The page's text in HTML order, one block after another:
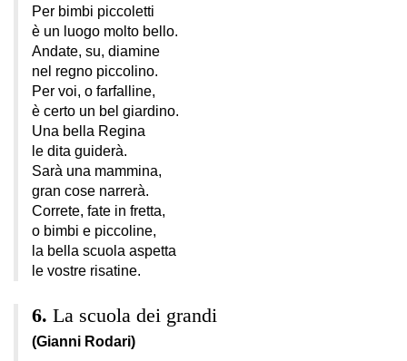
Per bimbi piccoletti
è un luogo molto bello.
Andate, su, diamine
nel regno piccolino.
Per voi, o farfalline,
è certo un bel giardino.
Una bella Regina
le dita guiderà.
Sarà una mammina,
gran cose narrerà.
Correte, fate in fretta,
o bimbi e piccoline,
la bella scuola aspetta
le vostre risatine.
La scuola dei grandi
(Gianni Rodari)